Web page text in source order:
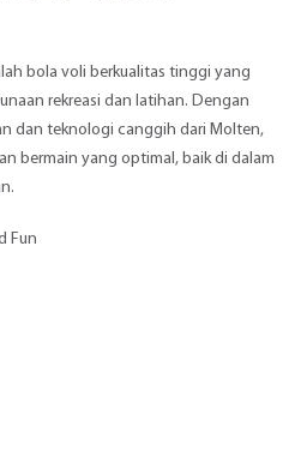
bola voli berkualitas tinggi yang
rekreasi dan latihan. Dengan
dan teknologi canggih dari Molten,
bermain yang optimal, baik di dalam
Fun